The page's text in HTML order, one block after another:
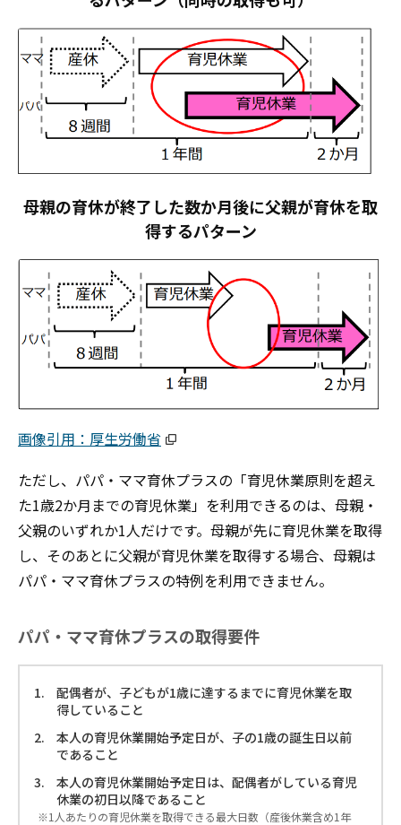
母親の育休が終了した数か月後に父親が育休を取
得するパターン
画像引用：厚生労働省
ただし、パパ・ママ育休プラスの「育児休業原則を超え
た1歳2か月までの育児休業」を利用できるのは、母親・
父親のいずれか1人だけです。母親が先に育児休業を取得
し、そのあとに父親が育児休業を取得する場合、母親は
パパ・ママ育休プラスの特例を利用できません。
パパ・ママ育休プラスの取得要件
配偶者が、子どもが1歳に達するまでに育児休業を取
得していること
本人の育児休業開始予定日が、子の1歳の誕生日以前
であること
本人の育児休業開始予定日は、配偶者がしている育児
休業の初日以降であること
※1人あたりの育児休業を取得できる最大日数（産後休業含め1年